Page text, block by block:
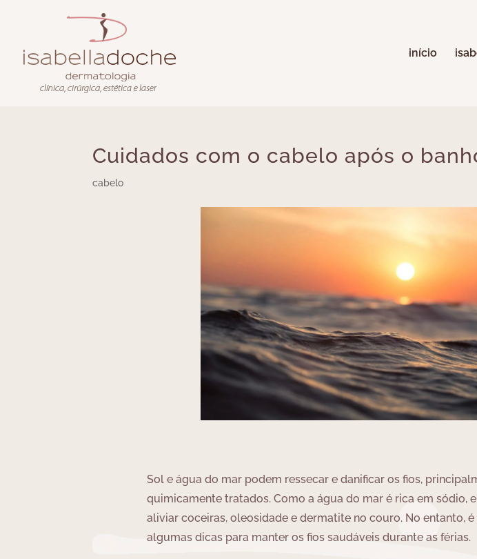
início
Cuidados com o cabelo após o
cabelo
Sol e água do mar podem ressecar e danificar os fios,
quimicamente tratados. Como a água do mar é rica em sódio,
aliviar coceiras, oleosidade e dermatite no couro. No entanto,
algumas dicas para manter os fios saudáveis durante as férias.